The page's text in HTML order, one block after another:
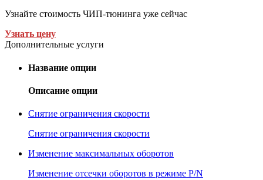
Узнайте стоимость ЧИП-тюнинга уже сейчас
Узнать цену
Дополнительные услуги
Название опции
Описание опции
Снятие ограничения скорости
Снятие ограничения скорости
Изменение максимальных оборотов
Изменение отсечки оборотов в режиме P/N